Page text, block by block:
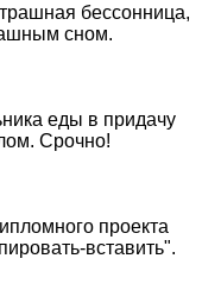
бессонница,
сном.
еды в придачу
Срочно!
проекта
вставить".